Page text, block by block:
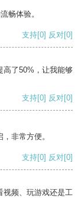
畅体验。
支持[0] 反对[0]
高了50%，让我能够
支持[0] 反对[0]
非常方便。
支持[0] 反对[0]
视频、玩游戏还是工